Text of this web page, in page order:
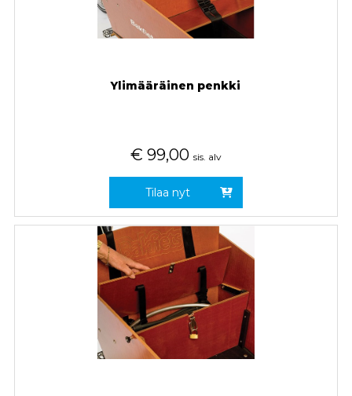
Ylimääräinen penkki
€ 99,00 sis. alv
Tilaa nyt